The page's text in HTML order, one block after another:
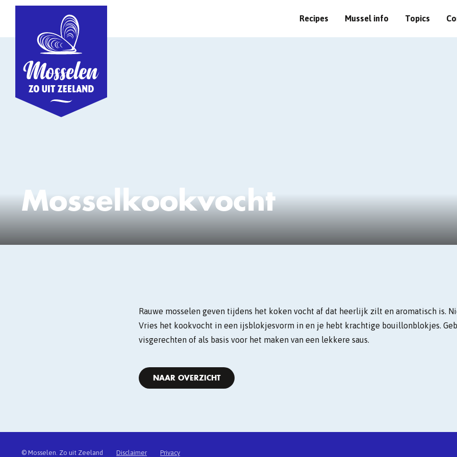
Recipes Mussel info Topics
Mosselkookvocht
Rauwe mosselen geven tijdens het koken vocht af dat heerlijk zilt en aromatisch is.
Vries het kookvocht in een ijsblokjesvorm in en je hebt krachtige bouillonblokjes.
visgerechten of als basis voor het maken van een lekkere saus.
NAAR OVERZICHT
© Mosselen. Zo uit Zeeland Disclaimer Privacy